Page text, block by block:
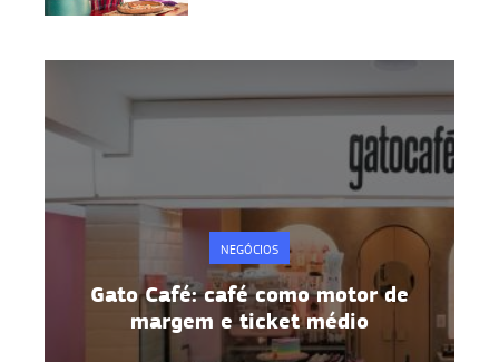
NEGÓCIOS
Gato Café: café como motor de
margem e ticket médio